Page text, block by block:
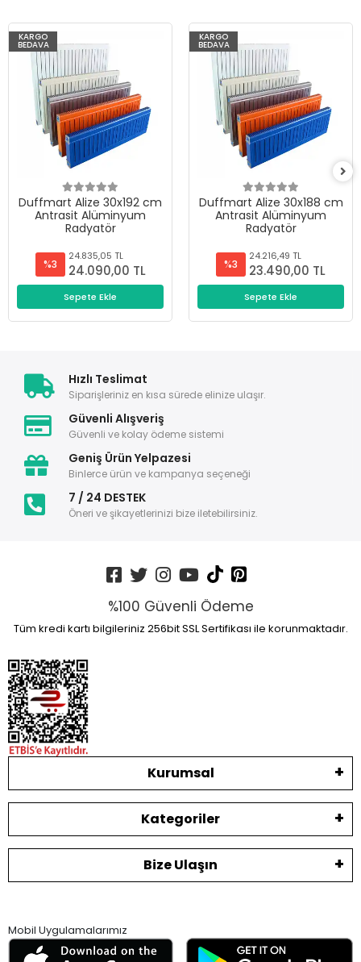
KARGO
BEDAVA
Duffmart Alize 30x192 cm
Antrasit Alüminyum
Radyatör
%3
24.835,05 TL
24.090,00 TL
Sepete Ekle
KARGO
BEDAVA
Duffmart Alize 30x188 cm
Antrasit Alüminyum
Radyatör
%3
24.216,49 TL
23.490,00 TL
Sepete Ekle
Hızlı Teslimat
Siparişleriniz en kısa sürede elinize ulaşır.
Güvenli Alışveriş
Güvenli ve kolay ödeme sistemi
Geniş Ürün Yelpazesi
Binlerce ürün ve kampanya seçeneği
7 / 24 DESTEK
Öneri ve şikayetlerinizi bize iletebilirsiniz.
%100 Güvenli Ödeme
Tüm kredi kartı bilgileriniz 256bit SSL Sertifikası ile korunmaktadır.
Kurumsal
Kategoriler
Bize Ulaşın
Mobil Uygulamalarımız